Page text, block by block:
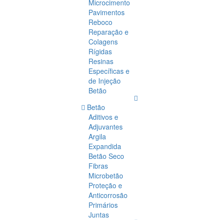
Microcimento
Pavimentos
Reboco
Reparação e
Colagens
Rígidas
Resinas
Específicas e
de Injeção
Betão
Betão
Aditivos e
Adjuvantes
Argila
Expandida
Betão Seco
Fibras
Microbetão
Proteção e
Anticorrosão
Primários
Juntas